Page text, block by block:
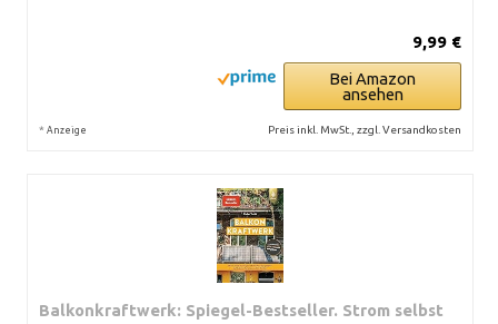
9,99 €
Bei Amazon
ansehen
* Anzeige Preis inkl. MwSt., zzgl. Versandkosten
Balkonkraftwerk: Spiegel-Bestseller. Strom selbst